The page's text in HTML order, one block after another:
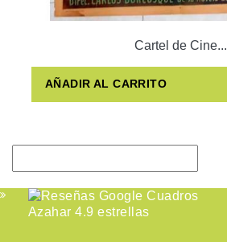
Cartel de Cine...
AÑADIR AL CARRITO